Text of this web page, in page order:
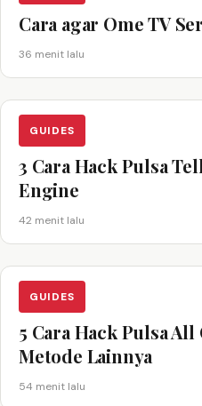
Cara agar Ome TV
36 menit lalu
GUIDES
3 Cara Hack Pulsa
Engine
42 menit lalu
GUIDES
5 Cara Hack Pulsa
Metode Lainnya
54 menit lalu